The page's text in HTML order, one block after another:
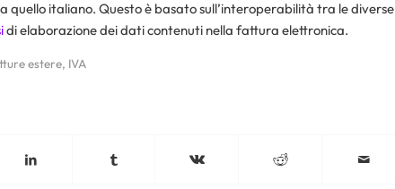
italiano. Questo è basato sull’interoperabilità tra le diverse
di elaborazione dei dati contenuti nella fattura elettronica.
estere, IVA